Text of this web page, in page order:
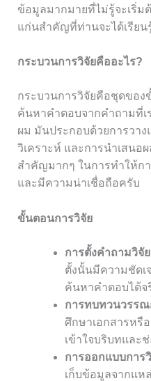
ข้อมูลมากมายที่ไม่รู้จะเริ่
แก่นสำคัญที่ท่านจะได้เรีย
กระบวนการวิจัยคืออะไร?
กระบวนการวิจัยคือชุดของ
ค้นหาคำตอบจากคำถามที่เ
ผม มันประกอบด้วยการวาง
วิเคราะห์ และการนำเสน
สำคัญมากๆ ในการทำให้ก
และมีความน่าเชื่อถือครับ
ขั้นตอนการวิจัย
การตั้งคำถามวิจั
ตั้งนั้นมีความชัดเ
ค้นหาคำตอบได้จ
การทบทวนวรรณ
ศึกษาเอกสารหรื
เข้าใจบริบทและ
การออกแบบการ
เก็บข้อมูลจากแห